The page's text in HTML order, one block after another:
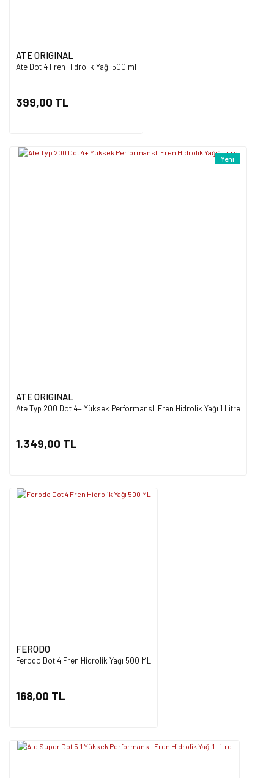
ATE ORIGINAL
Ate Dot 4 Fren Hidrolik Yağı 500 ml
399,00 TL
Yeni
ATE ORIGINAL
Ate Typ 200 Dot 4+ Yüksek Performanslı Fren Hidrolik Yağı 1 Litre
1.349,00 TL
FERODO
Ferodo Dot 4 Fren Hidrolik Yağı 500 ML
168,00 TL